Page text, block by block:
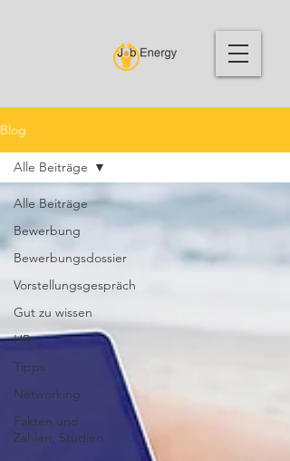
Blog
Alle Beiträge
Bewerbung
Bewerbungsdossier
Vorstellungsgespräch
Gut zu wissen
HR
Tipps
Networking
Fakten und
Zahlen, Studien
Alle Beiträge